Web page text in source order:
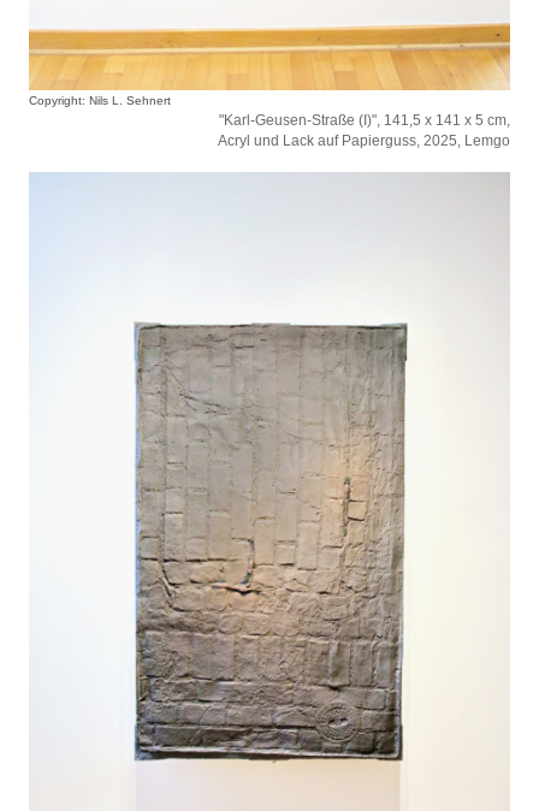
Copyright: Nils L. Sehnert
"Karl-Geusen-Straße (I)", 141,5 x 141 x 5 cm,
Acryl und Lack auf Papierguss, 2025, Lemgo